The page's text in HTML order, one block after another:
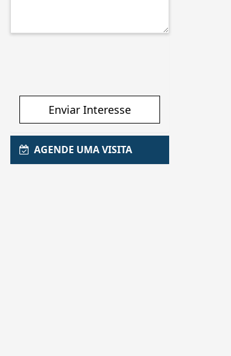
Enviar Interesse
AGENDE UMA VISITA